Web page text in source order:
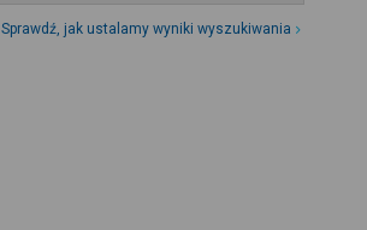
Sprawdź, jak ustalamy wyniki wyszukiwania